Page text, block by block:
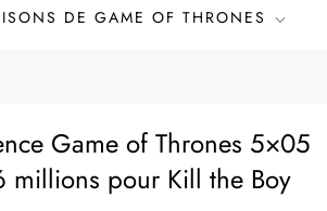
DE GAME OF THRONES
Game of Thrones 5×05
millions pour Kill the Boy